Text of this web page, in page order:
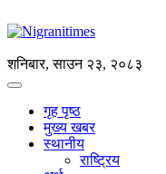
शनिबार, साउन २३, २०८३
गृह पृष्ठ
मुख्य खबर
स्थानीय
राष्ट्रिय